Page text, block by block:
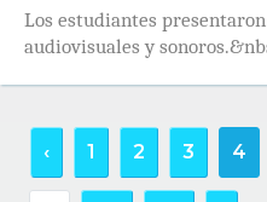
Los estudiantes
audiovisuales y
‹ 1 2 3 4